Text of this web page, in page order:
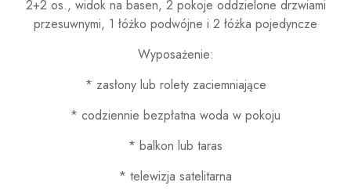
2+2 os., widok na basen, 2 pokoje oddzielone drzwiami
przesuwnymi, 1 łóżko podwójne i 2 łóżka pojedyncze
Wyposażenie:
* zasłony lub rolety zaciemniające
* codziennie bezpłatna woda w pokoju
* balkon lub taras
* telewizja satelitarna